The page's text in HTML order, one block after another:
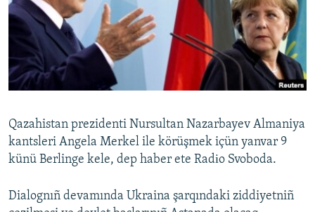
BLOGLAR
FİKİR
Русский
Українською
QOŞULIÑIZ!
RFE/RS bütün saytları
Qazahistan prezidenti Nursultan Nazarbayev Almaniya
kantsleri Angela Merkel ile körüşmek içün yanvar 9
künü Berlinge kele, dep haber ete Radіo Svoboda.
Dialognıñ devamında Ukraina şarqındaki ziddiyetniñ